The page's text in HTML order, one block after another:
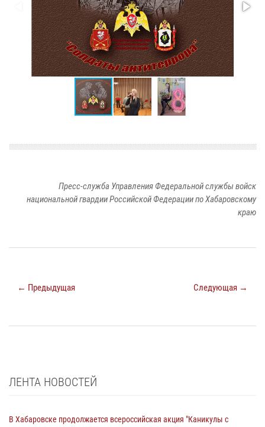
Пресс-служба Управления Федеральной службы войск
национальной гвардии Российской Федерации по Хабаровскому
краю
← Предыдущая Следующая →
ЛЕНТА НОВОСТЕЙ
В Хабаровске продолжается всероссийская акция "Каникулы с